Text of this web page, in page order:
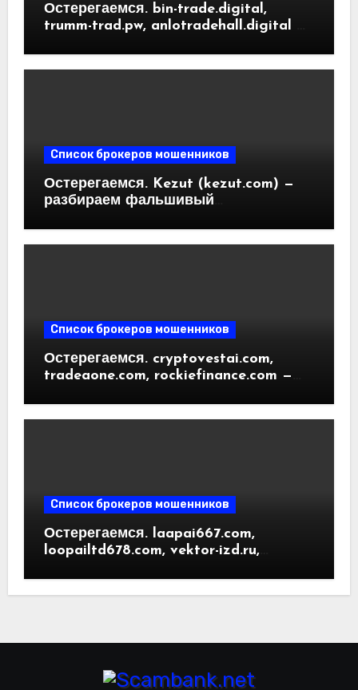
Остерегаемся. bin-trade.digital,
trumm-trad.pw, anlotradehall.digital —
криптобирж. Как вернуть деньги.
Список брокеров мошенников
Остерегаемся. Kezut (kezut.com) —
разбираем фальшивый
вернуть деньги. Отзывы
Список брокеров мошенников
Остерегаемся. cryptovestai.com,
tradeaone.com, rockiefinance.com —
трейдинга. Отзывы пользователей
Список брокеров мошенников
Остерегаемся. laapai667.com,
loopailtd678.com, vektor-izd.ru,